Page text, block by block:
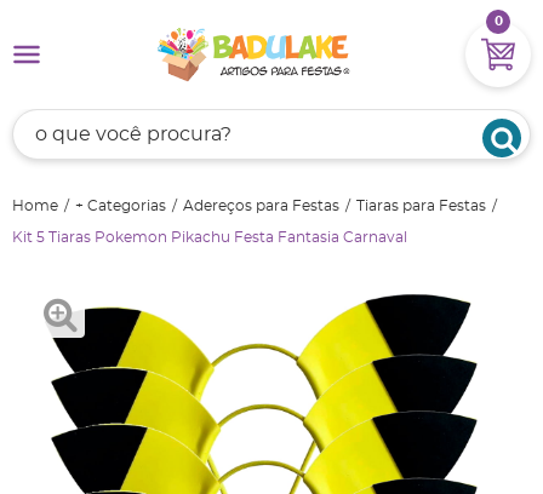
0
Home + Categorias Adereços para Festas Tiaras para Festas
Kit 5 Tiaras Pokemon Pikachu Festa Fantasia Carnaval